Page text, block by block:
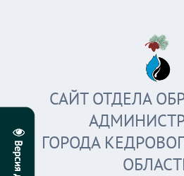
САЙТ ОТДЕЛА
ГОРОДА